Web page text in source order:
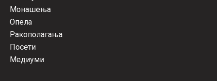
Монашења
Опела
Ракополагања
Посети
Медиуми